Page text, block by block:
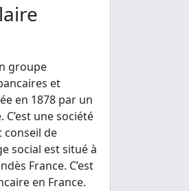
groupe
et
en 1878 par un
une société
conseil de
social est situé à
France. C’est
en France.